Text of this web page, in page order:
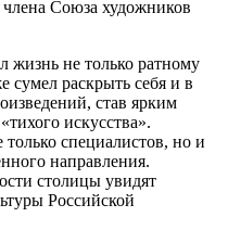
Союза художников
жизнь не только ратному
сумел раскрыть себя и в
став ярким
искусства».
специалистов, но и
направления.
столицы увидят
Российской